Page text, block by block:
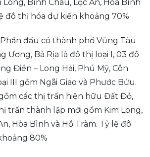
Long, Bình Châu, Lộc An, Hòa Bình
đô thị hóa dự kiến khoảng 70%
đấu có thành phố Vũng Tàu
Ương, Bà Rịa là đô thị loại I, 03 đô
Điền – Long Hải, Phú Mỹ, Côn
III gồm Ngãi Giao và Phước Bửu.
các thị trấn hiện hữu Đất Đỏ,
trấn thành lập mới gồm Kim Long,
Hòa Bình và Hồ Tràm. Tỷ lệ đô
80%